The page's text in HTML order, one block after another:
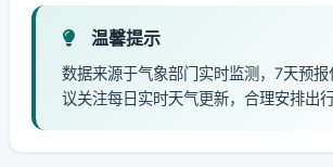
温馨提示
数据来源于气象部门实时监测，7天预
议关注每日实时天气更新，合理安排出行